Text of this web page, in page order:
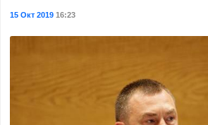
15 Окт 201916:23